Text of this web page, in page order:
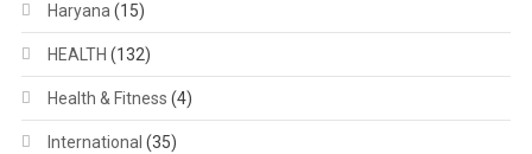
Haryana(15)
HEALTH (132)
Health & Fitness (4)
International (35)